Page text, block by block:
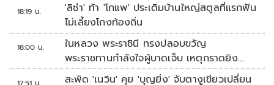
18:19 น.
'ลิซ่า' ท้า 'โกแพ' ประเดิมบ้านใหญ่สตูลที่แรกฟัน
ไม่เลี้ยงโกงท้องถิ่น
18:00 น.
ในหลวง พระราชินี ทรงปลอบขวัญ
พระราชทานกำลังใจผู้บาดเจ็บ เหตุกราดยิง
รร.เทพศิรินทร์นนทบุรี
สะพัด 'เนวิน' คุย 'บุญยิ่ง' จับตางูเขียวเปลี่ยน